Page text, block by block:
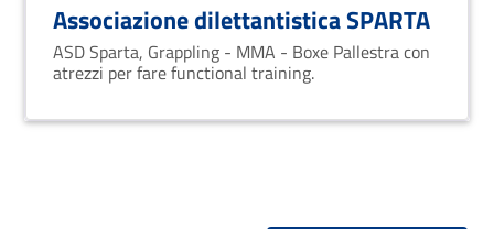
Associazione dilettantistica SPARTA
ASD Sparta, Grappling - MMA - Boxe Pallestra con
atrezzi per fare functional training.